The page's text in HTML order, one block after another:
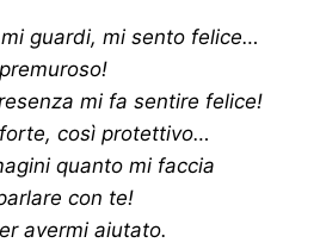
guardi, mi sento felice…
mi fa sentire felice!
così protettivo…
quanto mi faccia
con te!
avermi aiutato.